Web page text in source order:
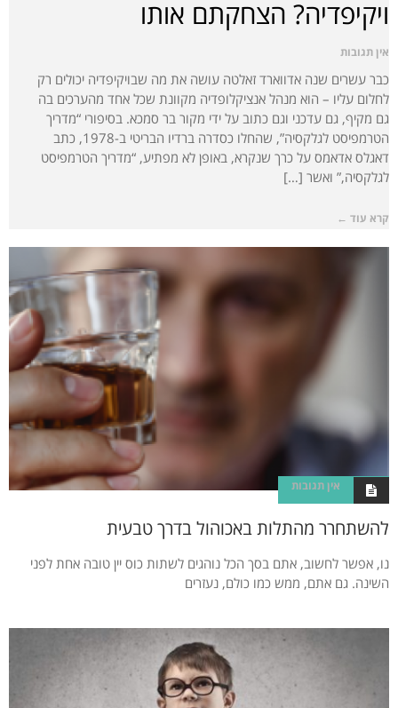
ויקיפדיה? הצחקתם אותו
אין תגובות
כבר עשרים שנה אדווארד זאלטה עושה את מה שבויקיפדיה יכולים רק
לחלום עליו – הוא מנהל אנציקלופדיה מקוונת שכל אחד מהערכים בה
גם מקיף, גם עדכני וגם כתוב על ידי מקור בר סמכא. בסיפורי “מדריך
הטרמפיסט לגלקסיה”, שהחלו כסדרה ברדיו הבריטי ב-1978, כתב
דאגלס אדאמס על כרך שנקרא, באופן לא מפתיע, “מדריך הטרמפיסט
לגלקסיה,” ואשר […]
קרא עוד ←
אין תגובות
להשתחרר מהתלות באכוהול בדרך טבעית
נו, אפשר לחשוב, אתם בסך הכל נוהגים לשתות כוס יין טובה אחת לפני
השינה. גם אתם, ממש כמו כולם, נעזרים